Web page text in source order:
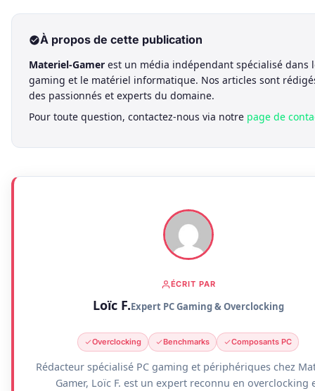
À propos de cette publication
Materiel-Gamer est un média indépendant spécialisé dans
gaming et le matériel informatique. Nos articles sont
des passionnés et experts du domaine.
Pour toute question, contactez-nous via notre page de
ÉCRIT PAR
Loïc F.Expert PC Gaming & Overclocking
Overclocking Benchmarks Composants PC
Rédacteur spécialisé PC gaming et périphériques chez
Gamer, Loïc F. est un expert reconnu en overclocking